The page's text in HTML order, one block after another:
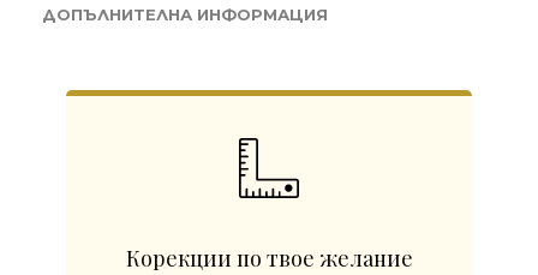
ДОПЪЛНИТЕЛНА ИНФОРМАЦИЯ
Корекции по твое желание